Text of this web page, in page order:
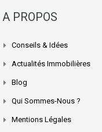
A PROPOS
Conseils & Idées
Actualités Immobilières
Blog
Qui Sommes-Nous ?
Mentions Légales